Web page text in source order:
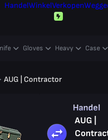
HandelWinkelVerkopen
Gloves Heavy Case
AUG | Contractor
Handel
AUG |